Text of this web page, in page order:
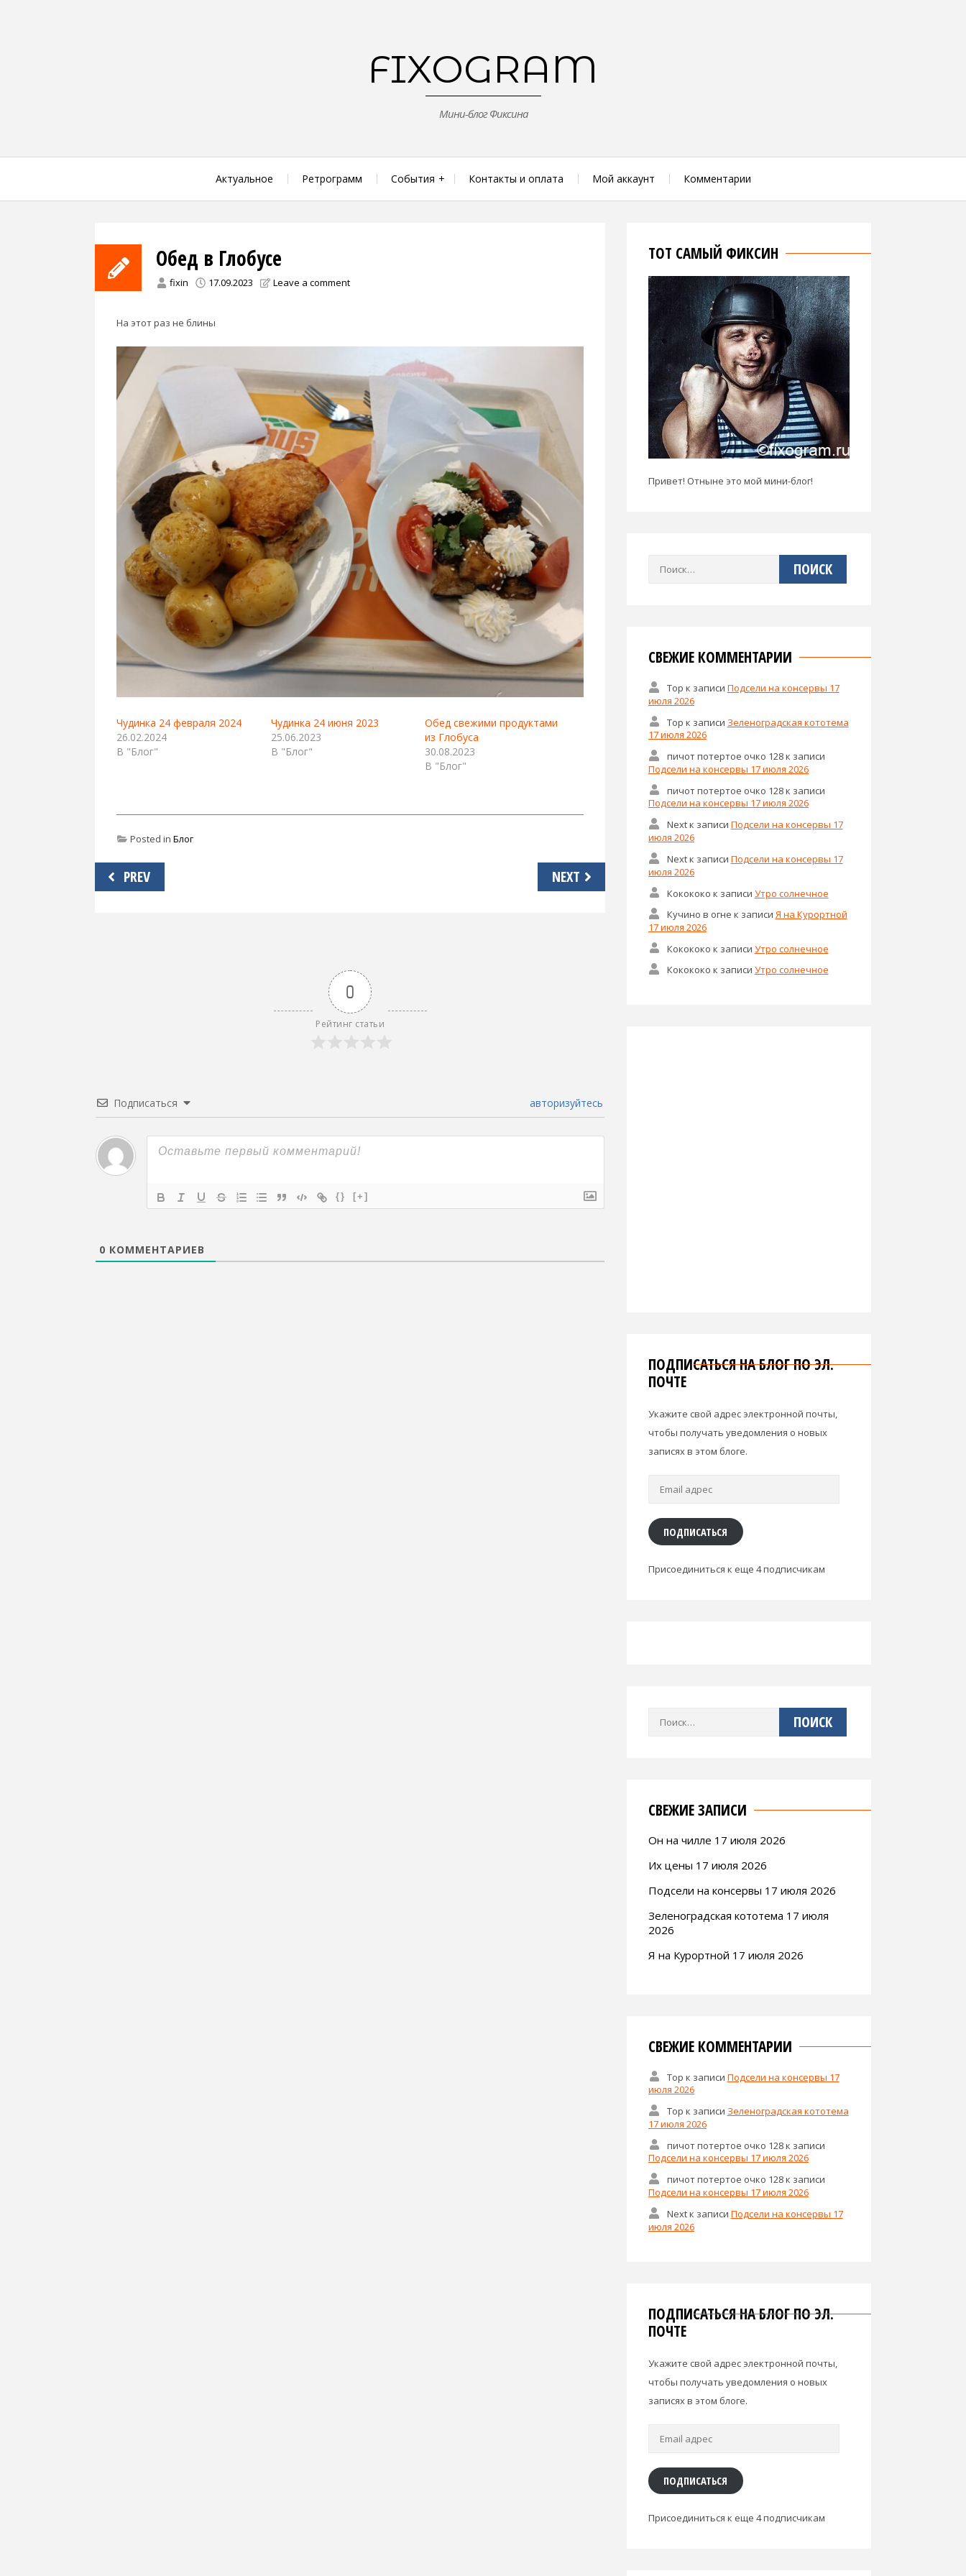
FIXOGRAM
Мини-блог Фиксина
Актуальное Ретрограмм События Контакты и оплата Мой аккаунт Комментарии
Обед в Глобусе
fixin 17.09.2023 Leave a comment
На этот раз не блины
Чудинка 24 февраля 2024
26.02.2024
В "Блог"
Чудинка 24 июня 2023
25.06.2023
В "Блог"
Обед свежими продуктами
из Глобуса
30.08.2023
В "Блог"
Posted in Блог
Навигация
по
PREV NEXT
0
Рейтинг статьи
Подписаться авторизуйтесь
{} [+]
0 КОММЕНТАРИЕВ
ТОТ САМЫЙ ФИКСИН
Привет! Отныне это мой мини-блог!
Найти:
СВЕЖИЕ КОММЕНТАРИИ
Тор к записи Подсели на консервы 17
июля 2026
Тор к записи Зеленоградская кототема
17 июля 2026
пичот потертое очко 128к записи
Подсели на консервы 17 июля 2026
пичот потертое очко 128к записи
Подсели на консервы 17 июля 2026
Nextк записи Подсели на консервы 17
июля 2026
Nextк записи Подсели на консервы 17
июля 2026
Кокококо к записи Утро солнечное
Кучино в огне к записи Я на Курортной
17 июля 2026
Кокококо к записи Утро солнечное
Кокококо к записи Утро солнечное
ПОДПИСАТЬСЯ НА БЛОГ ПО ЭЛ.
ПОЧТЕ
Укажите свой адрес электронной почты,
чтобы получать уведомления о новых
записях в этом блоге.
Email
ПОДПИСАТЬСЯ
Присоединиться к еще 4 подписчикам
СВЕЖИЕ ЗАПИСИ
Он на чилле 17 июля 2026
Их цены 17 июля 2026
Подсели на консервы 17 июля 2026
Зеленоградская кототема 17 июля
2026
Я на Курортной 17 июля 2026
СВЕЖИЕ КОММЕНТАРИИ
Тор к записи Подсели на консервы 17
июля 2026
Тор к записи Зеленоградская кототема
17 июля 2026
пичот потертое очко 128к записи
Подсели на консервы 17 июля 2026
пичот потертое очко 128к записи
Подсели на консервы 17 июля 2026
Nextк записи Подсели на консервы 17
июля 2026
ПОДПИСАТЬСЯ НА БЛОГ ПО ЭЛ.
ПОЧТЕ
Укажите свой адрес электронной почты,
чтобы получать уведомления о новых
записях в этом блоге.
ПОДПИСАТЬСЯ
Присоединиться к еще 4 подписчикам